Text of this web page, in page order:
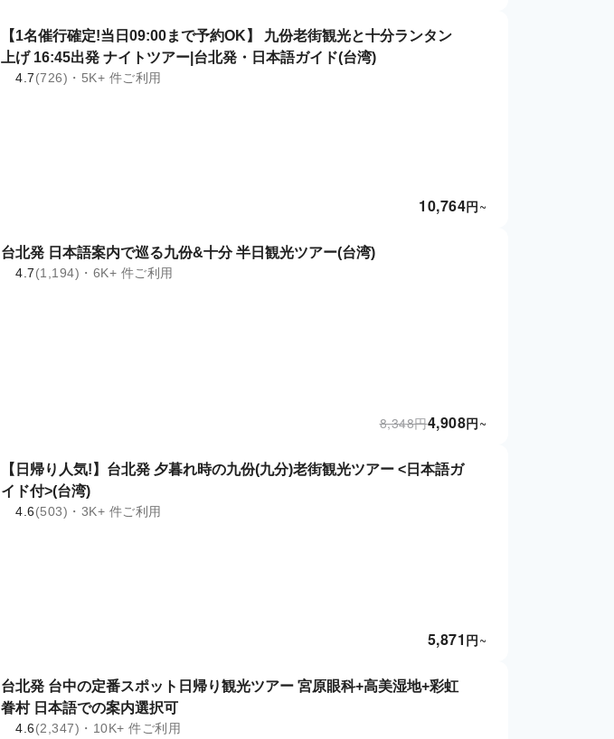
【1名催行確定!当日09:00まで予約OK】 九份老街観光と十分ランタン
上げ 16:45出発 ナイトツアー|台北発・日本語ガイド(台湾)
4.7(726)・5K+ 件ご利用
円
10,764 ~
台北発 日本語案内で巡る九份&十分 半日観光ツアー(台湾)
4.7(1,194)・6K+ 件ご利用
円
4,908 ~
円
8,348
【日帰り人気!】台北発 夕暮れ時の九份(九分)老街観光ツアー <日本語ガ
イド付>(台湾)
4.6(503)・3K+ 件ご利用
円
5,871 ~
台北発 台中の定番スポット日帰り観光ツアー 宮原眼科+高美湿地+彩虹
眷村 日本語での案内選択可
4.6(2,347)・10K+ 件ご利用